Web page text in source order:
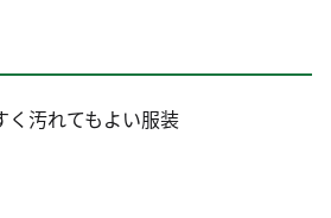
く汚れてもよい服装